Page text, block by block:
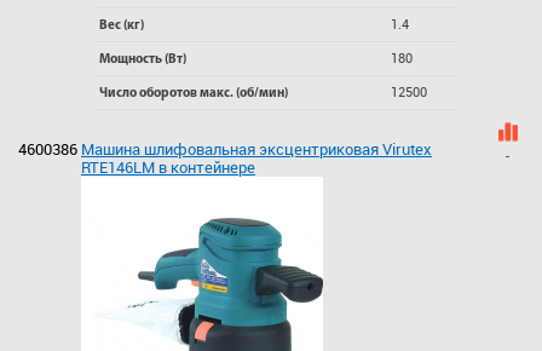
Вес (кг) 1.4
Мощность (Вт) 180
Число оборотов макс. (об/мин) 12500
4600386 Машина шлифовальная эксцентриковая Virutex
RTE146LМ в контейнере